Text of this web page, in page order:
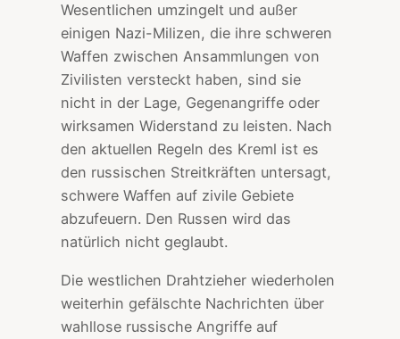
Wesentlichen umzingelt und außer
einigen Nazi-Milizen, die ihre schweren
Waffen zwischen Ansammlungen von
Zivilisten versteckt haben, sind sie
nicht in der Lage, Gegenangriffe oder
wirksamen Widerstand zu leisten. Nach
den aktuellen Regeln des Kreml ist es
den russischen Streitkräften untersagt,
schwere Waffen auf zivile Gebiete
abzufeuern. Den Russen wird das
natürlich nicht geglaubt.
Die westlichen Drahtzieher wiederholen
weiterhin gefälschte Nachrichten über
wahllose russische Angriffe auf